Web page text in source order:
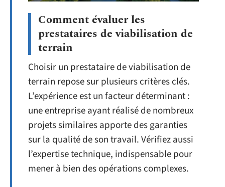
Comment évaluer les
prestataires de viabilisation de
terrain
Choisir un prestataire de viabilisation de
terrain repose sur plusieurs critères clés.
L’expérience est un facteur déterminant :
une entreprise ayant réalisé de nombreux
projets similaires apporte des garanties
sur la qualité de son travail. Vérifiez aussi
l’expertise technique, indispensable pour
mener à bien des opérations complexes.